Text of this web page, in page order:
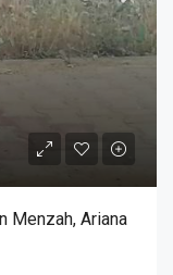
Menzah, Ariana